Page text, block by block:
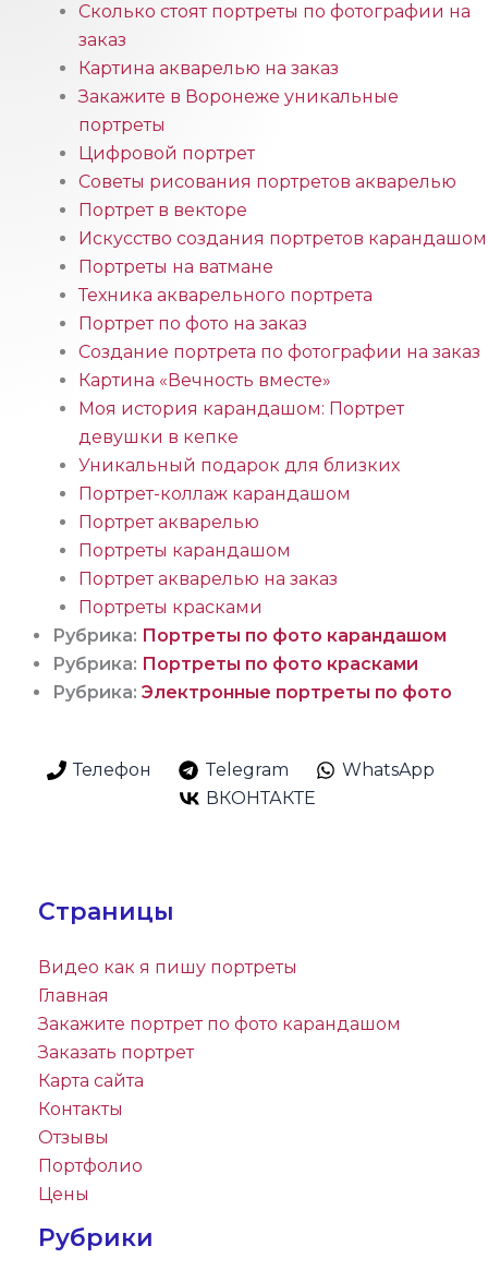
Сколько стоят портреты по фотографии на
заказ
Картина акварелью на заказ
Закажите в Воронеже уникальные
портреты
Цифровой портрет
Советы рисования портретов акварелью
Портрет в векторе
Искусство создания портретов карандашом
Портреты на ватмане
Техника акварельного портрета
Портрет по фото на заказ
Создание портрета по фотографии на заказ
Картина «Вечность вместе»
Моя история карандашом: Портрет
девушки в кепке
Уникальный подарок для близких
Портрет-коллаж карандашом
Портрет акварелью
Портреты карандашом
Портрет акварелью на заказ
Портреты красками
Рубрика: Портреты по фото карандашом
Рубрика: Портреты по фото красками
Рубрика: Электронные портреты по фото
Телефон Telegram
WhatsApp
ВКОНТАКТЕ
Страницы
Видео как я пишу портреты
Главная
Закажите портрет по фото карандашом
Заказать портрет
Карта сайта
Контакты
Отзывы
Портфолио
Цены
Рубрики